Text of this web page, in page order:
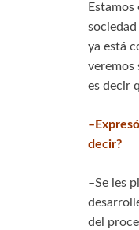
ya está
veremos
es decir
decir?
–Se les
del